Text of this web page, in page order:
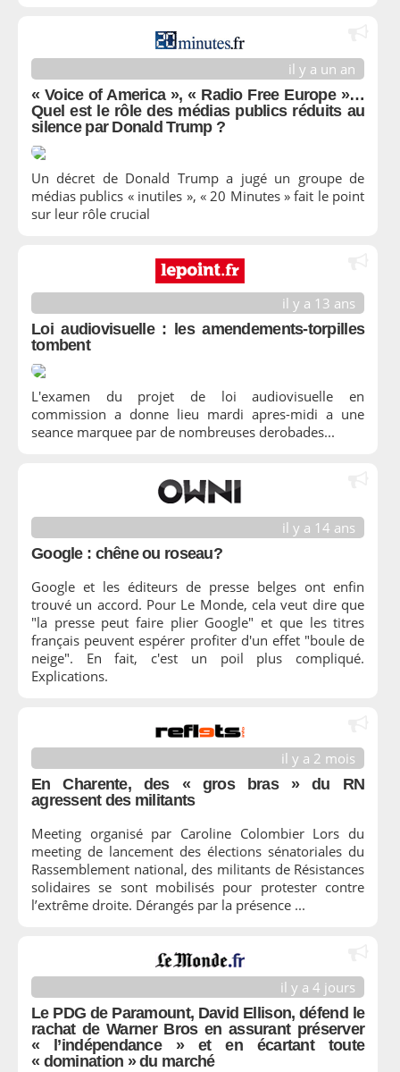
il y a un an
« Voice of America », « Radio Free Europe »…
Quel est le rôle des médias publics réduits au
silence par Donald Trump ?
Un décret de Donald Trump a jugé un groupe de
médias publics « inutiles », « 20 Minutes » fait le point
sur leur rôle crucial
il y a 13 ans
Loi audiovisuelle : les amendements-torpilles
tombent
L'examen du projet de loi audiovisuelle en
commission a donne lieu mardi apres-midi a une
seance marquee par de nombreuses derobades...
il y a 14 ans
Google : chêne ou roseau?
Google et les éditeurs de presse belges ont enfin
trouvé un accord. Pour Le Monde, cela veut dire que
"la presse peut faire plier Google" et que les titres
français peuvent espérer profiter d'un effet "boule de
neige". En fait, c'est un poil plus compliqué.
Explications.
il y a 2 mois
En Charente, des « gros bras » du RN
agressent des militants
Meeting organisé par Caroline Colombier Lors du
meeting de lancement des élections sénatoriales du
Rassemblement national, des militants de Résistances
solidaires se sont mobilisés pour protester contre
l’extrême droite. Dérangés par la présence ...
il y a 4 jours
Le PDG de Paramount, David Ellison, défend le
rachat de Warner Bros en assurant préserver
« l’indépendance » et en écartant toute
« domination » du marché